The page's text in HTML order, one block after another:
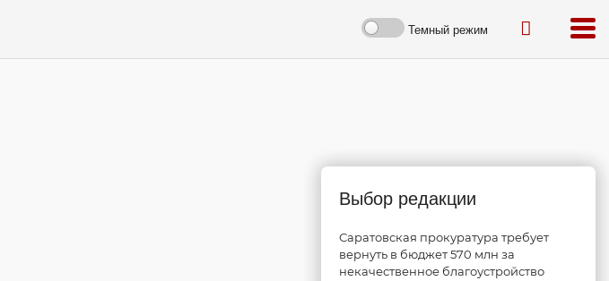
Темный режим
Выбор редакции
Саратовская прокуратура требует
вернуть в бюджет 570 млн за
некачественное благоустройство